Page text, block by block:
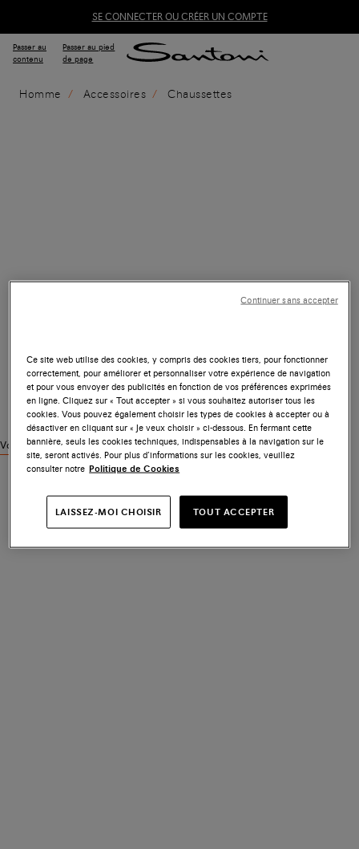
SE CONNECTER OU CRÉER UN COMPTE
Passer au
contenu
Passer au pied
de page
Homme Accessoires Chaussettes
Voir des produits similaires
Ce site web utilise des cookies, y compris des cookies tiers, pour fonctionner
correctement, pour améliorer et personnaliser votre expérience de navigation
et pour vous envoyer des publicités en fonction de vos préférences exprimées
en ligne. Cliquez sur « Tout accepter » si vous souhaitez autoriser tous les
cookies. Vous pouvez également choisir les types de cookies à accepter ou à
désactiver en cliquant sur « Je veux choisir » ci-dessous. En fermant cette
bannière, seuls les cookies techniques, indispensables à la navigation sur le
site, seront activés. Pour plus d’informations sur les cookies, veuillez
consulter notre Politique de Cookies
LAISSEZ-MOI CHOISIR TOUT ACCEPTER
Continuer sans accepter